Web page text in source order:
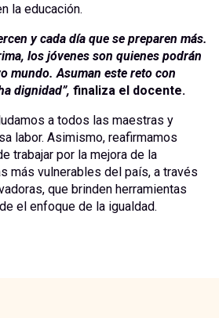
la educación.
y cada día que se preparen más.
los jóvenes son quienes podrán
mundo. Asuman este reto con
dignidad”, finaliza el docente.
a todos las maestras y
labor. Asimismo, reafirmamos
trabajar por la mejora de la
más vulnerables del país, a través
que brinden herramientas
el enfoque de la igualdad.